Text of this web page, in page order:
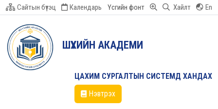
Сайтын бүтэц Календарь Үсгийн фонт Хайлт En
ШҮҮХИЙН АКАДЕМИ
ЦАХИМ СУРГАЛТЫН СИСТЕМД ХАНДАХ
Нэвтрэх